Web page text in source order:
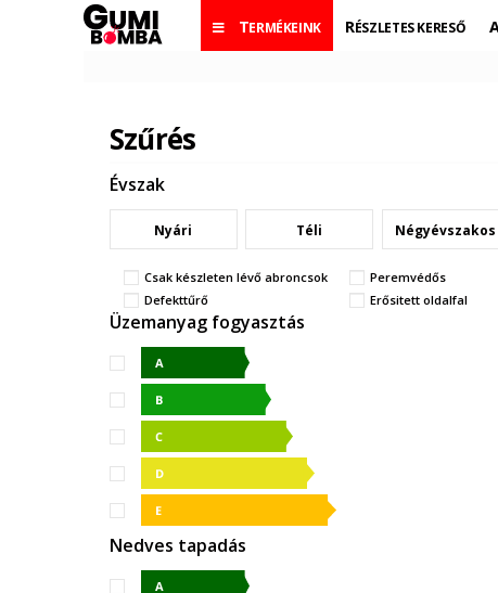
TERMÉKEINK RÉSZLETES KERESŐ
Szűrés
Évszak
Nyári Téli Négyévszakos
Csak készleten lévő abroncsok
Peremvédős
Defekttűrő
Erősitett oldalfal
Üzemanyag fogyasztás
Nedves tapadás